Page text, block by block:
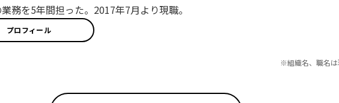
務を5年間担った。2017年7月より現職。
プロフィール
※組織名、職名は